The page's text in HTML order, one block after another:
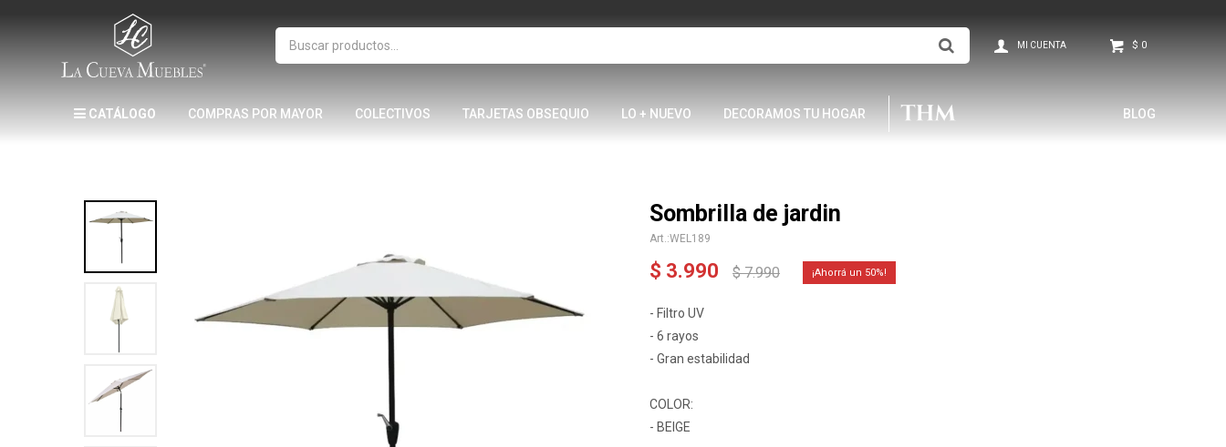
CATÁLOGO COMPRAS POR MAYOR COLECTIVOS TARJETAS OBSEQUIO LO + NUEVO DECORAMOS TU HOGAR BLOG
$ 0
Sombrilla de jardin
WEL189
$ 3.990 $ 7.990 50
- Filtro UV
- 6 rayos
- Gran estabilidad
COLOR:
- BEIGE